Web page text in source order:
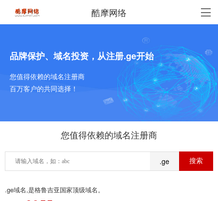
酷摩网络
品牌保护、域名投资，从注册.ge开始
您值得依赖的域名注册商
百万客户的共同选择！
您值得依赖的域名注册商
.ge
.ge域名,是格鲁吉亚国家顶级域名。